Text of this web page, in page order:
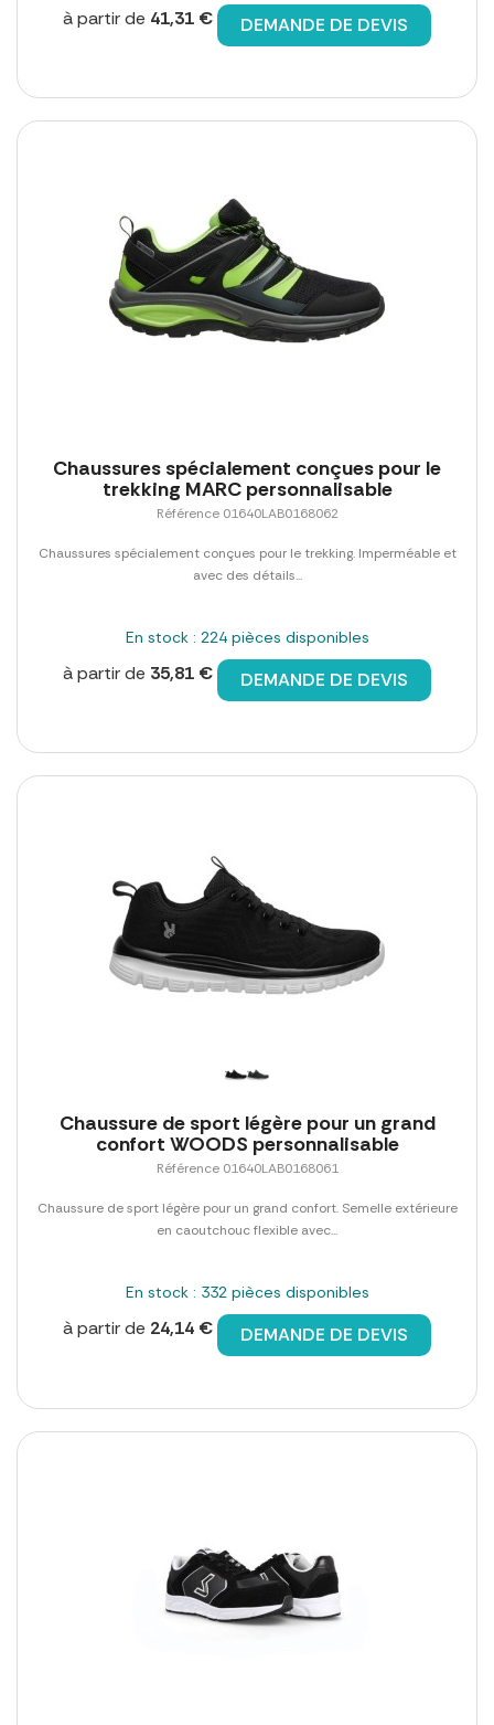
à partir de 41,31 € DEMANDE DE DEVIS
Chaussures spécialement conçues pour le
trekking MARC personnalisable
Référence 01640LAB0168062
Chaussures spécialement conçues pour le trekking. Imperméable et
avec des détails...
En stock : 224 pièces disponibles
à partir de 35,81 € DEMANDE DE DEVIS
Chaussure de sport légère pour un grand
confort WOODS personnalisable
Référence 01640LAB0168061
Chaussure de sport légère pour un grand confort. Semelle extérieure
en caoutchouc flexible avec...
En stock : 332 pièces disponibles
à partir de 24,14 € DEMANDE DE DEVIS